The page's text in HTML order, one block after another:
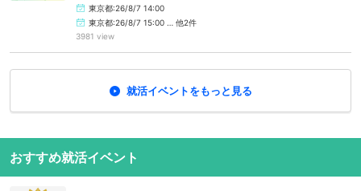
東京都:26/8/7 14:00
東京都:26/8/7 15:00 … 他2件
3981 view
就活イベントをもっと見る
おすすめ就活イベント